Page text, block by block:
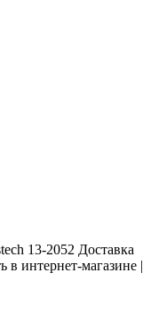
13-2052 Доставка
интернет-магазине |